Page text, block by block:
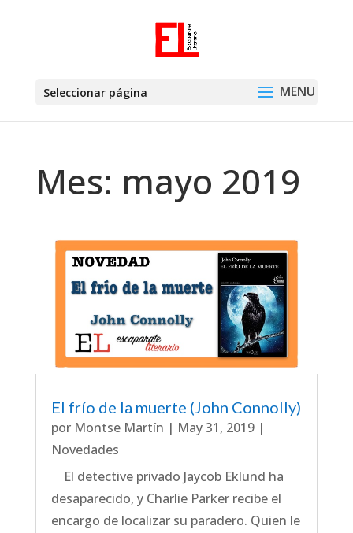
Seleccionar página
Mes: mayo 2019
El frío de la muerte (John Connolly)
por Montse Martín | May 31, 2019|
Novedades
El detective privado Jaycob Eklund ha
desaparecido, y Charlie Parker recibe el
encargo de localizar su paradero. Quien le